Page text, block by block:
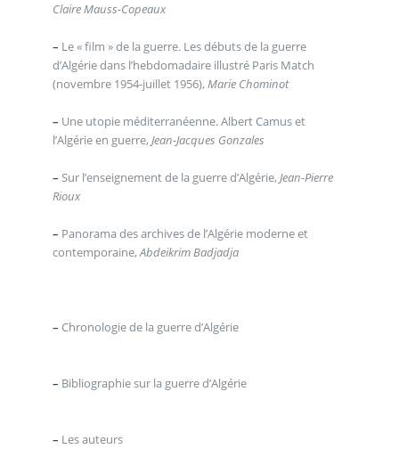
Claire Mauss-Copeaux
– Le « film » de la guerre. Les débuts de la guerre
d’Algérie dans l’hebdomadaire illustré Paris Match
(novembre 1954-juillet 1956), Marie Chominot
– Une utopie méditerranéenne. Albert Camus et
l’Algérie en guerre, Jean-Jacques Gonzales
– Sur l’enseignement de la guerre d’Algérie, Jean-Pierre
Rioux
– Panorama des archives de l’Algérie moderne et
contemporaine,Abdeikrim Badjadja
– Chronologie de la guerre d’Algérie
– Bibliographie sur la guerre d’Algérie
– Les auteurs